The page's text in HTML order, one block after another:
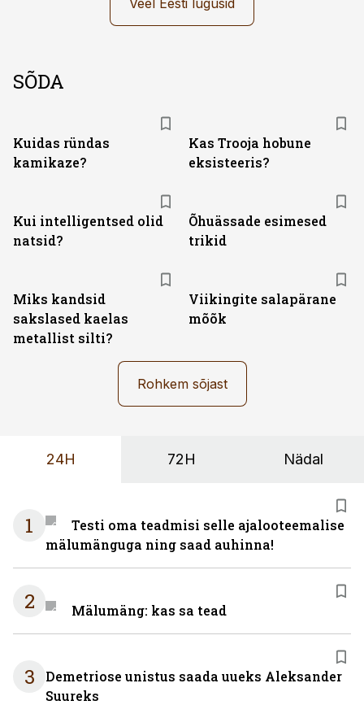
Veel Eesti lugusid
SÕDA
Kuidas ründas
kamikaze?
Kas Trooja hobune
eksisteeris?
Kui intelligentsed olid
natsid?
Õhuässade esimesed
trikid
Miks kandsid
sakslased kaelas
metallist silti?
Viikingite salapärane
mõõk
Rohkem sõjast
24H 72H Nädal
1
Testi oma teadmisi selle ajalooteemalise
mälumänguga ning saad auhinna!
2 Mälumäng: kas sa tead
3
Demetriose unistus saada uueks Aleksander
Suureks